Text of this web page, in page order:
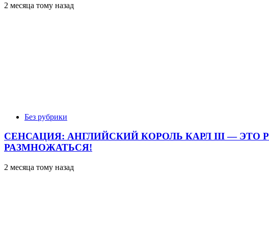
2 месяца тому назад
Без рубрики
СЕНСАЦИЯ: АНГЛИЙСКИЙ КОРОЛЬ КАРЛ III —
РАЗМНОЖАТЬСЯ!
2 месяца тому назад